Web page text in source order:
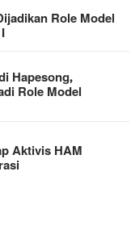
Role Model
Hapesong,
Role Model
Aktivis HAM